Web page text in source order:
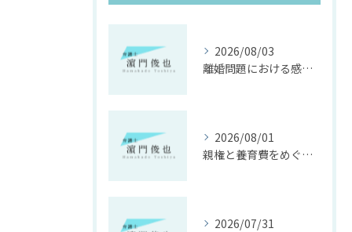
2026/08/03
離婚問題における感情面に配慮した誠実な法律サポート
2026/08/01
親権と養育費をめぐる法律支援の重要性
2026/07/31